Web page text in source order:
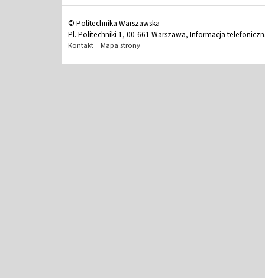
© Politechnika Warszawska
Pl. Politechniki 1, 00-661 Warszawa, Informacja
Kontakt Mapa strony